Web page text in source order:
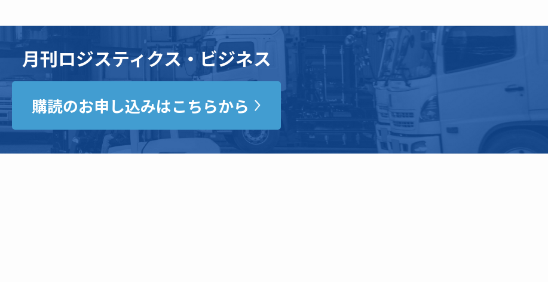
月刊ロジスティクス・ビジネス
購読のお申し込みはこちらから